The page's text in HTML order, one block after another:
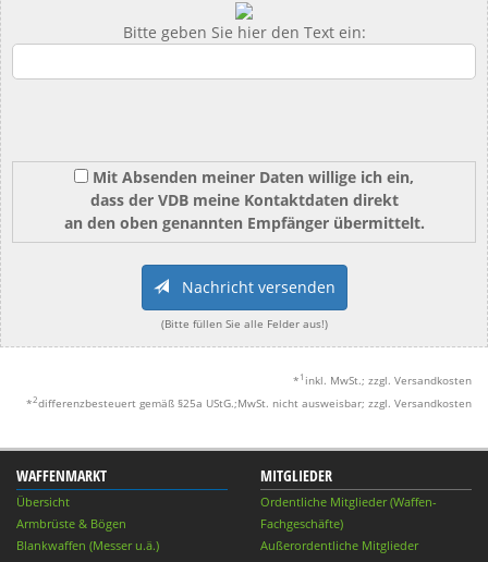
Bitte geben Sie hier den Text ein:
Mit Absenden meiner Daten willige ich ein,
dass der VDB meine Kontaktdaten direkt
an den oben genannten Empfänger übermittelt.
Nachricht versenden
(Bitte füllen Sie alle Felder aus!)
* 1 inkl. MwSt.; zzgl. Versandkosten
*2differenzbesteuert gemäß §25a UStG.;MwSt. nicht ausweisbar; zzgl. Versandkosten
WAFFENMARKT
Übersicht
Armbrüste & Bögen
Blankwaffen (Messer u.ä.)
MITGLIEDER
Ordentliche Mitglieder (Waffen-
Fachgeschäfte)
Außerordentliche Mitglieder